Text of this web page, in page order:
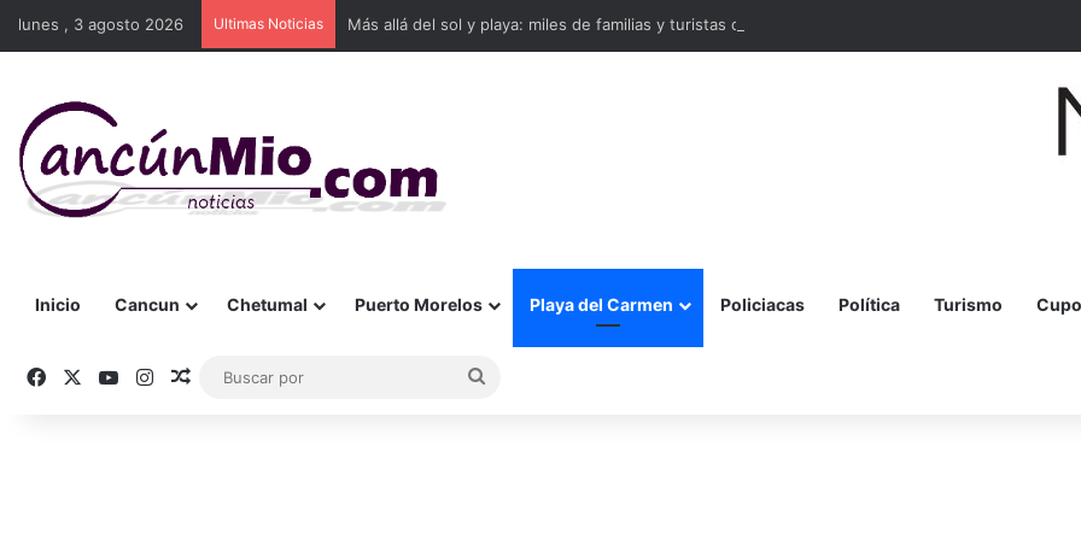
lunes , 3 agosto 2026 Ultimas Noticias Más allá del sol y playa: miles de familias y turistas disfrutan la Festa della Pizza en Malecón
Inicio Cancun Chetumal Puerto Morelos Playa del Carmen Policiacas Política Turismo
FacebookYouTubeInstagram
Publicación al azar